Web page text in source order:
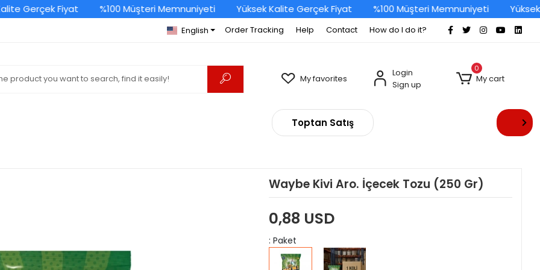
Gerçek Fiyat %100 Müşteri Memnuniyeti Yüksek Kalite Gerçek Fiyat %100 Müşteri Memnuniyeti Yüksek
English Order Tracking Help Contact How do I do it?
My favorites
Login
Sign up
0
My cart
Toptan Satış
Waybe Kivi Aro. İçecek Tozu (250 Gr)
0,88 USD
: Paket